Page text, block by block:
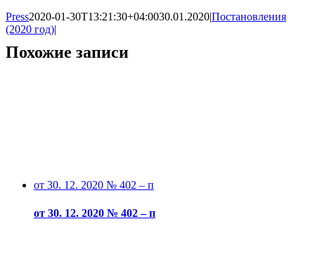
Press2020-01-30T13:21:30+04:0030.01.2020|Постановления
(2020 год)|
Похожие записи
от 30. 12. 2020 № 402 – п
от 30. 12. 2020 № 402 – п